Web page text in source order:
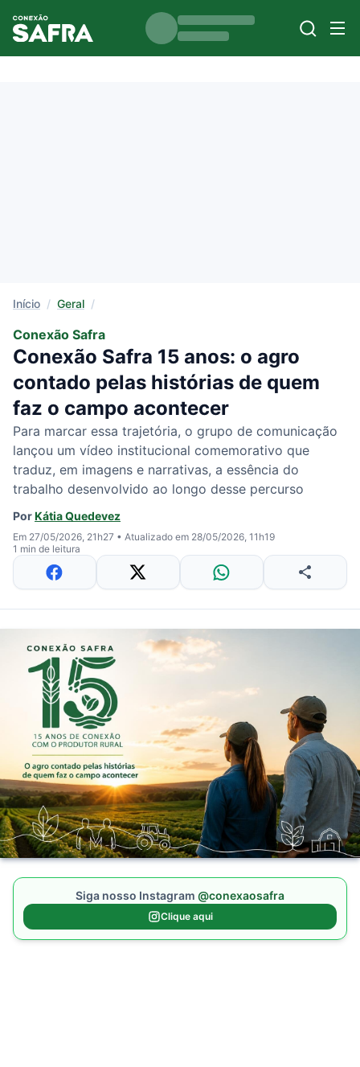
Início / Geral /
Conexão Safra
Conexão Safra 15 anos: o agro
contado pelas histórias de quem
faz o campo acontecer
Para marcar essa trajetória, o grupo de comunicação
lançou um vídeo institucional comemorativo que
traduz, em imagens e narrativas, a essência do
trabalho desenvolvido ao longo desse percurso
PorKátia Quedevez
Em 27/05/2026, 21h27 • Atualizado em 28/05/2026, 11h19
1 min de leitura
Siga nosso Instagram @conexaosafra
Clique aqui